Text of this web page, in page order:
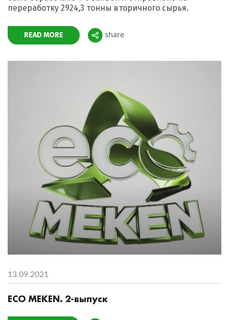
переработку 2924,3 тонны вторичного сырья.
READ MORE Поделиться
share
13.09.2021
ECO MEKEN. 2-выпуск